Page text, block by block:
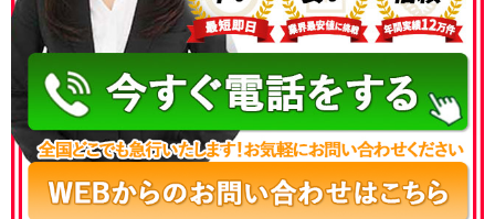
050-3186-4780